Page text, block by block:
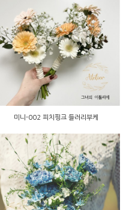
미니-002 피치핑크 들러리
부케
미니-002 피치핑크 들러리부케
BB-007 염색카네이션(컬러
별)